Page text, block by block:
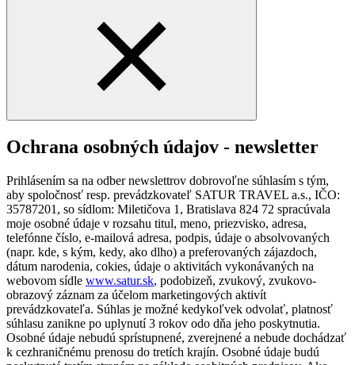
Ochrana osobných údajov - newsletter
Prihlásením sa na odber newslettrov dobrovoľne súhlasím s tým,
aby spoločnosť resp. prevádzkovateľ SATUR TRAVEL a.s., IČO:
35787201, so sídlom: Miletičova 1, Bratislava 824 72 spracúvala
moje osobné údaje v rozsahu titul, meno, priezvisko, adresa,
telefónne číslo, e-mailová adresa, podpis, údaje o absolvovaných
(napr. kde, s kým, kedy, ako dlho) a preferovaných zájazdoch,
dátum narodenia, cokies, údaje o aktivitách vykonávaných na
webovom sídle www.satur.sk, podobizeň, zvukový, zvukovo-
obrazový záznam za účelom marketingových aktivít
prevádzkovateľa. Súhlas je možné kedykoľvek odvolať, platnosť
súhlasu zanikne po uplynutí 3 rokov odo dňa jeho poskytnutia.
Osobné údaje nebudú sprístupnené, zverejnené a nebude dochádzať
k cezhraničnému prenosu do tretích krajín. Osobné údaje budú